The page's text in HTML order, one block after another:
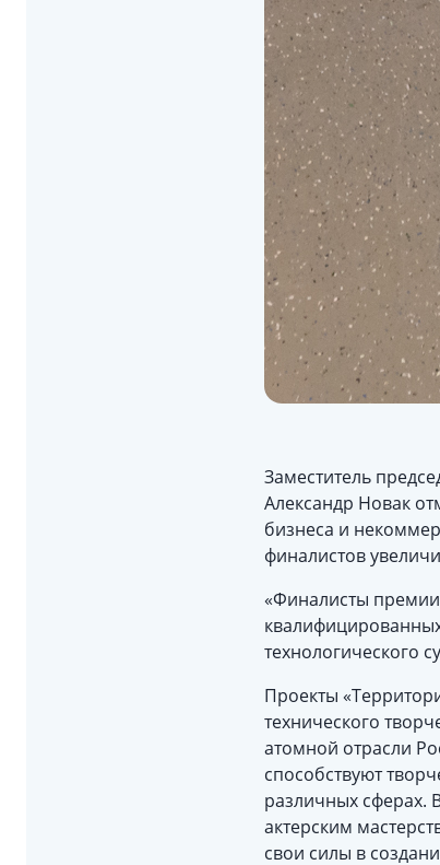
Заместитель
Александр Новак
бизнеса и
финалистов
«Финалисты
технологического
Проекты
технического
атомной отрасли
способствуют
различных сферах.
актерским
свои силы в